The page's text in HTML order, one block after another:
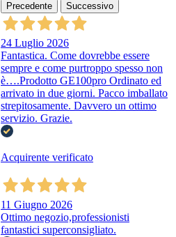
Precedente Successivo
24 Luglio 2026
Fantastica. Come dovrebbe essere
sempre e come purtroppo spesso non
è….Prodotto GE100pro Ordinato ed
arrivato in due giorni. Pacco imballato
strepitosamente. Davvero un ottimo
servizio. Grazie.
Acquirente verificato
11 Giugno 2026
Ottimo negozio,professionisti
fantastici superconsigliato.